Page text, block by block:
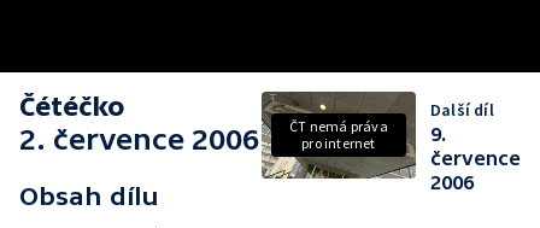
Čétéčko
2. července 2006
Obsah dílu
ČT nemá práva
pro internet
Další díl
9.
července
2006